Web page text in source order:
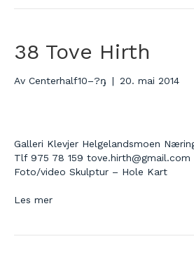
38 Tove Hirth
Av Centerhalf10–?ŋ | 20. mai 2014
Galleri Klevjer Helgelandsmoen
Tlf 975 78 159 tove.hirth@gmail.com
Foto/video Skulptur – Hole Kart
Les mer